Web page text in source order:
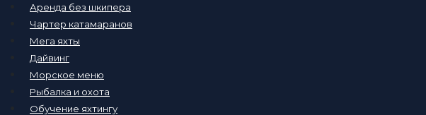
Аренда без шкипера
Чартер катамаранов
Мега яхты
Дайвинг
Морское меню
Рыбалка и охота
Обучение яхтингу